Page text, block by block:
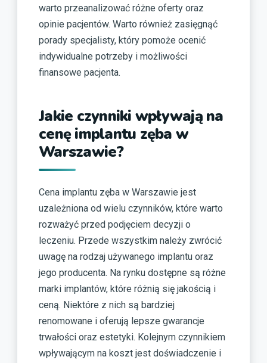
warto przeanalizować różne oferty oraz
opinie pacjentów. Warto również zasięgnąć
porady specjalisty, który pomoże ocenić
indywidualne potrzeby i możliwości
finansowe pacjenta.
Jakie czynniki wpływają na
cenę implantu zęba w
Warszawie?
Cena implantu zęba w Warszawie jest
uzależniona od wielu czynników, które warto
rozważyć przed podjęciem decyzji o
leczeniu. Przede wszystkim należy zwrócić
uwagę na rodzaj używanego implantu oraz
jego producenta. Na rynku dostępne są różne
marki implantów, które różnią się jakością i
ceną. Niektóre z nich są bardziej
renomowane i oferują lepsze gwarancje
trwałości oraz estetyki. Kolejnym czynnikiem
wpływającym na koszt jest doświadczenie i